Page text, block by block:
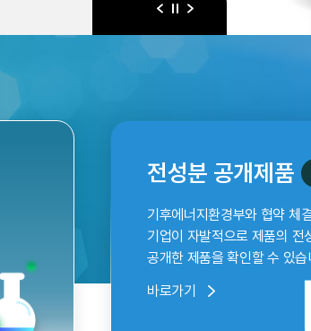
이전일시정지
다음
전성분 공개제품
기후에너지환경부와 협약 체
기업이 자발적으로 제품의 전
공개한 제품을 확인할 수 있습
바로가기